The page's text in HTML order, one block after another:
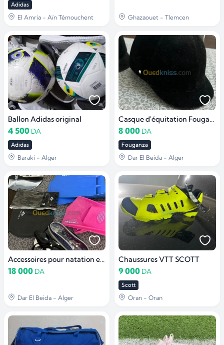
Adidas
El Amria - Aïn Témouchent Ghazaouet - Tlemcen
Ballon Adidas original
4 500 DA
Adidas
Baraki - Alger
Casque d'équitation Fouganza C400 - Taille 54
8 000 DA
Fouganza
Dar El Beida - Alger
Accessoires pour natation et mer
18 000 DA
Dar El Beida - Alger
Chaussures VTT SCOTT
9 000 DA
Scott
Oran - Oran